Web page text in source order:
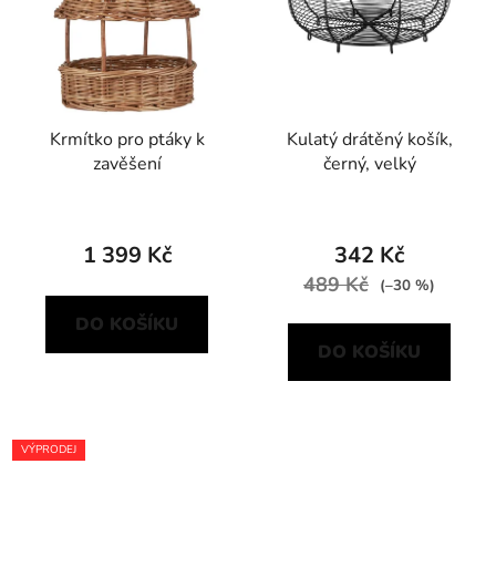
Krmítko pro ptáky k
zavěšení
1 399 Kč
DO KOŠÍKU
Kulatý drátěný košík,
černý, velký
342 Kč
489 Kč (–30 %)
DO KOŠÍKU
VÝPRODEJ